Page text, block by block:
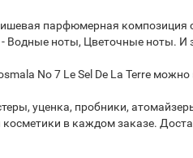
парфюмерная композиция
Водные ноты, Цветочные ноты.
No 7 Le Sel De La Terre
уценка, пробники,
в каждом заказе.